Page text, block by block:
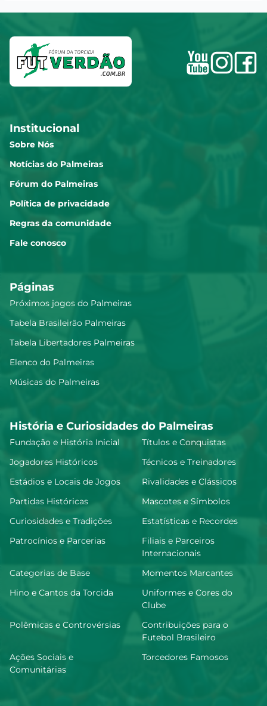
Institucional
Sobre Nós
Notícias do Palmeiras
Fórum do Palmeiras
Política de privacidade
Regras da comunidade
Fale conosco
Páginas
Próximos jogos do Palmeiras
Tabela Brasileirão Palmeiras
Tabela Libertadores Palmeiras
Elenco do Palmeiras
Músicas do Palmeiras
História e Curiosidades do Palmeiras
Fundação e História Inicial
Títulos e Conquistas
Jogadores Históricos
Técnicos e Treinadores
Estádios e Locais de Jogos
Rivalidades e Clássicos
Partidas Históricas
Mascotes e Símbolos
Curiosidades e Tradições
Estatísticas e Recordes
Patrocínios e Parcerias
Filiais e Parceiros
Internacionais
Categorias de Base
Momentos Marcantes
Hino e Cantos da Torcida
Uniformes e Cores do
Clube
Polêmicas e Controvérsias
Contribuições para o
Futebol Brasileiro
Ações Sociais e
Comunitárias
Torcedores Famosos